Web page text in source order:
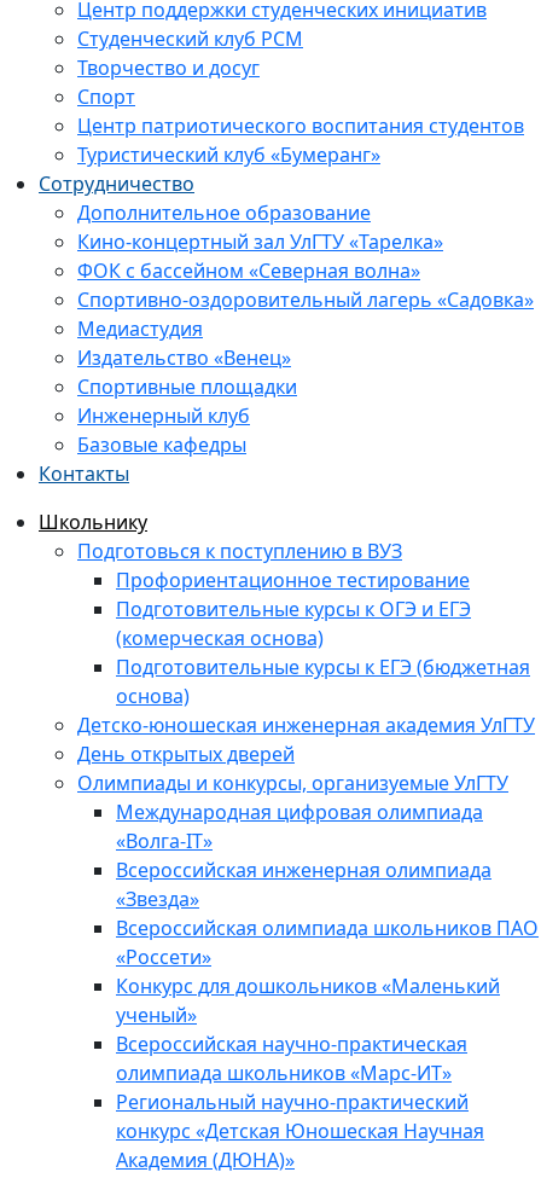
Центр поддержки студенческих инициатив
Студенческий клуб РСМ
Творчество и досуг
Спорт
Центр патриотического воспитания студентов
Туристический клуб «Бумеранг»
Сотрудничество
Дополнительное образование
Кино-концертный зал УлГТУ «Тарелка»
ФОК с бассейном «Северная волна»
Спортивно-оздоровительный лагерь «Садовка»
Медиастудия
Издательство «Венец»
Спортивные площадки
Инженерный клуб
Базовые кафедры
Контакты
Школьнику
Подготовься к поступлению в ВУЗ
Профориентационное тестирование
Подготовительные курсы к ОГЭ и ЕГЭ
(комерческая основа)
Подготовительные курсы к ЕГЭ (бюджетная
основа)
Детско-юношеская инженерная академия УлГТУ
День открытых дверей
Олимпиады и конкурсы, организуемые УлГТУ
Международная цифровая олимпиада
«Волга-IT»
Всероссийская инженерная олимпиада
«Звезда»
Всероссийская олимпиада школьников ПАО
«Россети»
Конкурс для дошкольников «Маленький
ученый»
Всероссийская научно-практическая
олимпиада школьников «Марс-ИТ»
Региональный научно-практический
конкурс «Детская Юношеская Научная
Академия (ДЮНА)»